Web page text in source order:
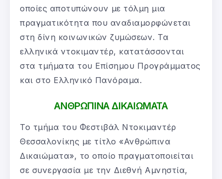
οποίες αποτυπώνουν με τόλμη μια
πραγματικότητα που αναδιαμορφώνεται
στη δίνη κοινωνικών ζυμώσεων. Τα
ελληνικά ντοκιμαντέρ, κατατάσσονται
στα τμήματα του Επίσημου Προγράμματος
και στο Ελληνικό Πανόραμα.
ΑΝΘΡΩΠΙΝΑ ΔΙΚΑΙΩΜΑΤΑ
Το τμήμα του Φεστιβάλ Ντοκιμαντέρ
Θεσσαλονίκης με τίτλο «Ανθρώπινα
Δικαιώματα», το οποίο πραγματοποιείται
σε συνεργασία με την Διεθνή Αμνηστία,